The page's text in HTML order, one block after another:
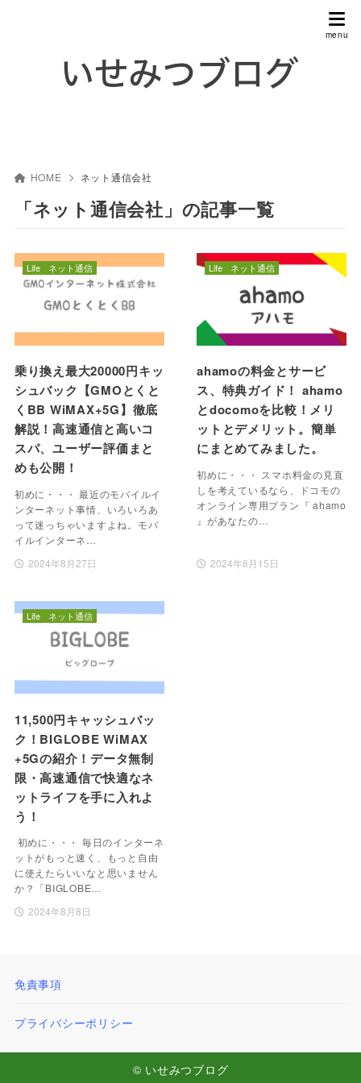
HOME ネット通信会社
「ネット通信会社」の記事一覧
乗り換え最大20000円キッ
シュバック【GMOとくと
くBB WiMAX+5G】徹底
解説！高速通信と高いコ
スパ、ユーザー評価まと
めも公開！
初めに・・・ 最近のモバイルイ
ンターネット事情、いろいろあ
って迷っちゃいますよね。モバ
イルインターネ…
2024年8月27日
Life ネット通信
ahamoの料金とサービ
ス、特典ガイド！ ahamo
とdocomoを比較！メリ
ットとデメリット。簡単
にまとめてみました。
初めに・・・ スマホ料金の見直
しを考えているなら、ドコモの
オンライン専用プラン『 ahamo
』があなたの…
2024年8月15日
Life ネット通信
11,500円キャッシュバッ
ク！BIGLOBE WiMAX
+5Gの紹介！データ無制
限・高速通信で快適なネ
ットライフを手に入れよ
う！
初めに・・・ 毎日のインターネ
ットがもっと速く、もっと自由
に使えたらいいなと思いません
か？「BIGLOBE…
2024年8月8日
Life ネット通信
免責事項
プライバシーポリシー
© いせみつブログ